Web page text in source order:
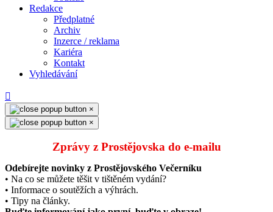
Redakce
Předplatné
Archiv
Inzerce / reklama
Kariéra
Kontakt
Vyhledávání
×
×
Zprávy z Prostějovska do e‑mailu
Odebírejte novinky z Prostějovského Večerníku
• Na co se můžete těšit v tištěném vydání?
• Informace o soutěžích a výhrách.
• Tipy na články.